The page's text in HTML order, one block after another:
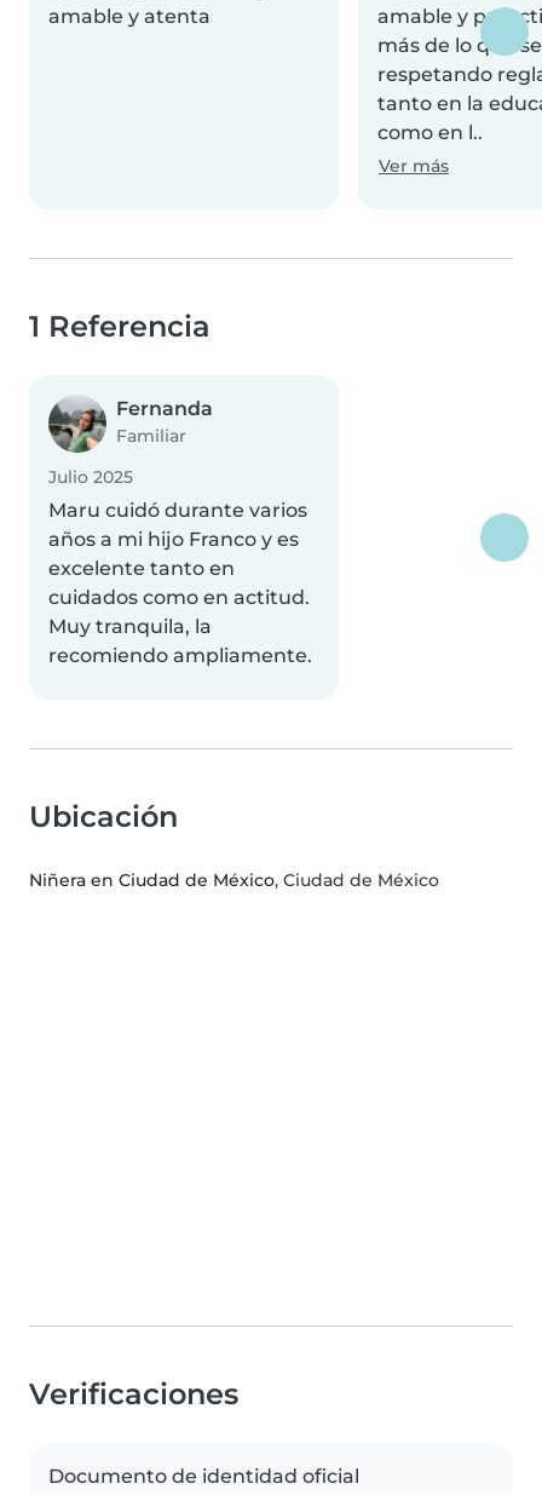
amable y atenta
amable y
más de lo que
respetando
tanto en la
como en l..
Ver más
1 Referencia
Fernanda
Familiar
Julio 2025
Maru cuidó durante varios
años a mi hijo Franco y es
excelente tanto en
cuidados como en actitud.
Muy tranquila, la
recomiendo ampliamente.
Ubicación
Niñera en Ciudad de México, Ciudad de México
Verificaciones
Documento de identidad oficial